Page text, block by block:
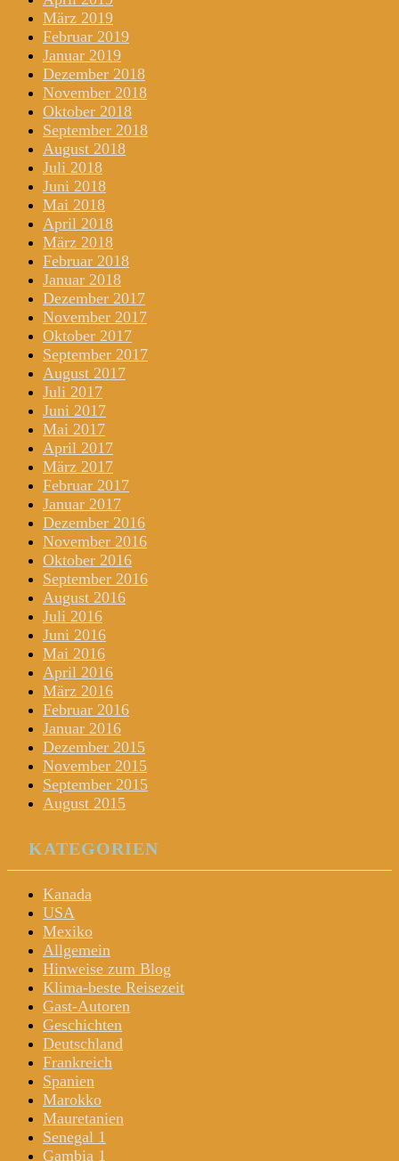
März 2019
Februar 2019
Januar 2019
Dezember 2018
November 2018
Oktober 2018
September 2018
August 2018
Juli 2018
Juni 2018
Mai 2018
April 2018
März 2018
Februar 2018
Januar 2018
Dezember 2017
November 2017
Oktober 2017
September 2017
August 2017
Juli 2017
Juni 2017
Mai 2017
April 2017
März 2017
Februar 2017
Januar 2017
Dezember 2016
November 2016
Oktober 2016
September 2016
August 2016
Juli 2016
Juni 2016
Mai 2016
April 2016
März 2016
Februar 2016
Januar 2016
Dezember 2015
November 2015
September 2015
August 2015
KATEGORIEN
Kanada
USA
Mexiko
Allgemein
Hinweise zum Blog
Klima-beste Reisezeit
Gast-Autoren
Geschichten
Deutschland
Frankreich
Spanien
Marokko
Mauretanien
Senegal 1
Gambia 1